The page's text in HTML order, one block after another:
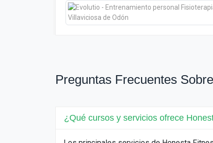
Preguntas Frecuentes
¿Qué cursos y servicios ofrece